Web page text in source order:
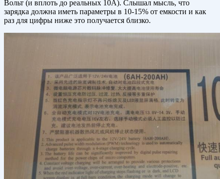
Вольт (и вплоть до реальных 10А). Слышал мысль, что
зарядка должна иметь параметры в 10-15% от емкости и как
раз для цифры ниже это получается близко.